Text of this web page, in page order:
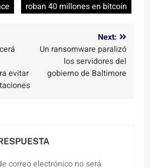
roban 40 millones en bitcoin
evitar
Next:
Un ransomware paralizó
los servidores del
gobierno de Baltimore
correo electrónico no será